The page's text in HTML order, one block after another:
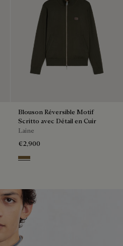
Blouson Réversible Motif
Scritto avec Détail en Cuir
Laine
€2,900
Kaki